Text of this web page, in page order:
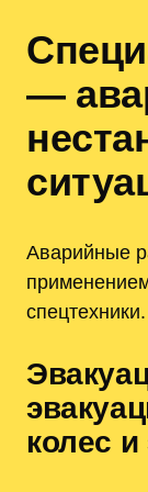
—
Аварийные
спецтехники.
колес и